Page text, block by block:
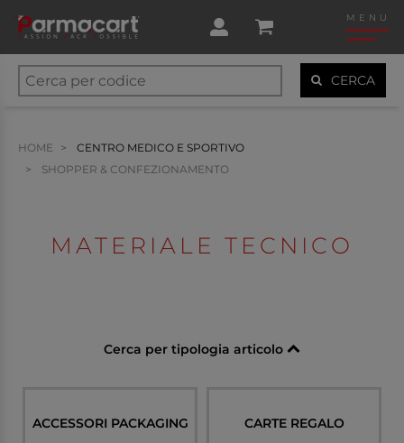
MENU
CERCA
HOME
CENTRO MEDICO E SPORTIVO
SHOPPER & CONFEZIONAMENTO
MATERIALE TECNICO
Cerca per tipologia articolo
ACCESSORI PACKAGING CARTE REGALO